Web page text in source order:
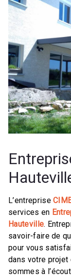
L’entreprise
services en
Hauteville.
savoir-faire de
pour vous
dans votre projet
sommes à